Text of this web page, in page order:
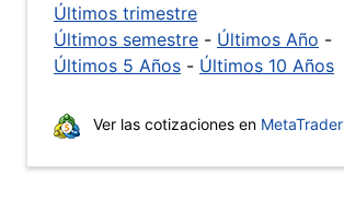
Últimos trimestre
Últimos semestre - Últimos Año -
Últimos 5 Años - Últimos 10 Años
Ver las cotizaciones en